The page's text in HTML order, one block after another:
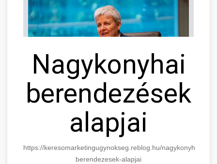
Nagykonyhai
berendezések
alapjai
https://keresomarketingugynokseg.reblog.hu/nagykonyhai-
berendezesek-alapjai